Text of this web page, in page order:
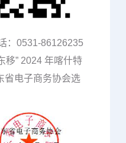
：0531-86126235
移” 2024 年喀什特
省电子商务协会选